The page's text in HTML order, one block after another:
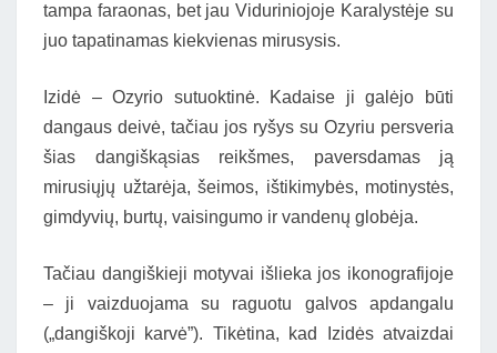
tampa faraonas, bet jau Viduriniojoje Karalystėje su
juo tapatinamas kiekvienas mirusysis.
Izidė – Ozyrio sutuoktinė. Kadaise ji galėjo būti
dangaus deivė, tačiau jos ryšys su Ozyriu persveria
šias dangiškąsias reikšmes, paversdamas ją
mirusiųjų užtarėja, šeimos, ištikimybės, motinystės,
gimdyvių, burtų, vaisingumo ir vandenų globėja.
Tačiau dangiškieji motyvai išlieka jos ikonografijoje
– ji vaizduojama su raguotu galvos apdangalu
(„dangiškoji karvė”). Tikėtina, kad Izidės atvaizdai